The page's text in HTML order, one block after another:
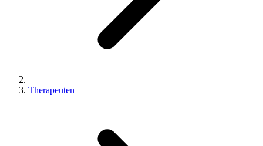
Therapeuten